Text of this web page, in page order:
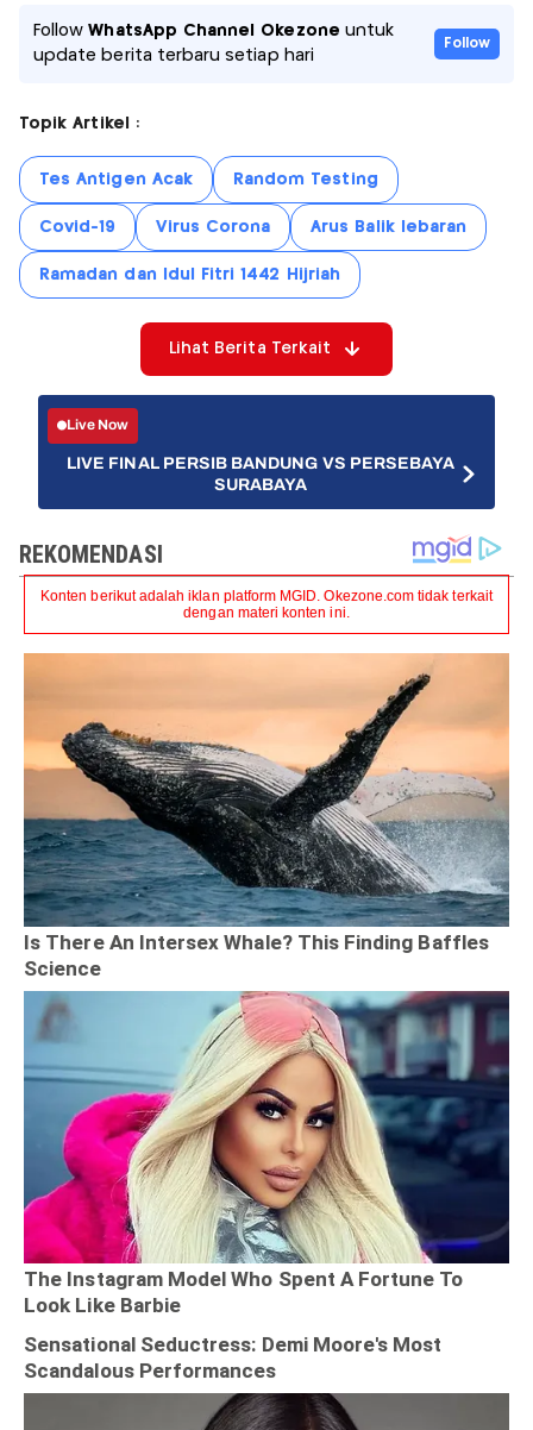
FollowWhatsApp Channel Okezone untuk
update berita terbaru setiap hari
Follow
Topik Artikel :
Tes Antigen Acak Random Testing
Covid-19 Virus Corona Arus Balik lebaran
Ramadan dan Idul Fitri 1442 Hijriah
Lihat Berita Terkait
Live Now
LIVE FINAL PERSIB BANDUNG VS PERSEBAYA
SURABAYA